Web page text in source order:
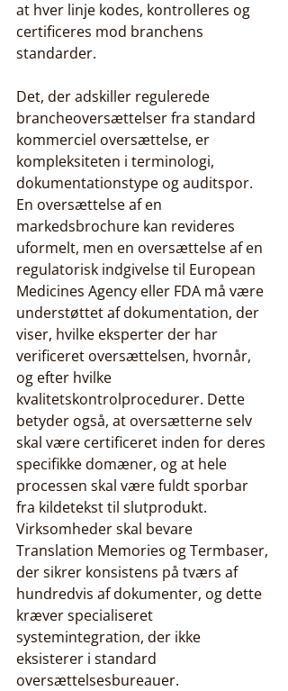
at hver linje kodes, kontrolleres og
certificeres mod branchens
standarder.
Det, der adskiller regulerede
brancheoversættelser fra standard
kommerciel oversættelse, er
kompleksiteten i terminologi,
dokumentationstype og auditspor.
En oversættelse af en
markedsbrochure kan revideres
uformelt, men en oversættelse af en
regulatorisk indgivelse til European
Medicines Agency eller FDA må være
understøttet af dokumentation, der
viser, hvilke eksperter der har
verificeret oversættelsen, hvornår,
og efter hvilke
kvalitetskontrolprocedurer. Dette
betyder også, at oversætterne selv
skal være certificeret inden for deres
specifikke domæner, og at hele
processen skal være fuldt sporbar
fra kildetekst til slutprodukt.
Virksomheder skal bevare
Translation Memories og Termbaser,
der sikrer konsistens på tværs af
hundredvis af dokumenter, og dette
kræver specialiseret
systemintegration, der ikke
eksisterer i standard
oversættelsesbureauer.